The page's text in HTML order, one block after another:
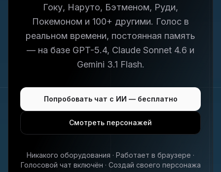
Гоку, Наруто, Бэтменом, Руди,
Покемоном и 100+ другими. Голос в
реальном времени, постоянная память
— на базе GPT-5.4, Claude Sonnet 4.6 и
Gemini 3.1 Flash.
Попробовать чат с ИИ — бесплатно
Смотреть персонажей
Никакого оборудования · Работает в браузере ·
Голосовой чат включён · Создай своего персонажа